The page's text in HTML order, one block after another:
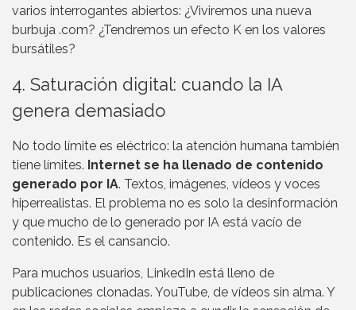
varios interrogantes abiertos: ¿Viviremos una nueva
burbuja .com? ¿Tendremos un efecto K en los valores
bursátiles?
4. Saturación digital: cuando la IA
genera demasiado
No todo límite es eléctrico: la atención humana también
tiene límites. Internet se ha llenado de contenido
generado por IA. Textos, imágenes, vídeos y voces
hiperrealistas. El problema no es solo la desinformación
y que mucho de lo generado por IA está vacío de
contenido. Es el cansancio.
Para muchos usuarios, LinkedIn está lleno de
publicaciones clonadas. YouTube, de vídeos sin alma. Y